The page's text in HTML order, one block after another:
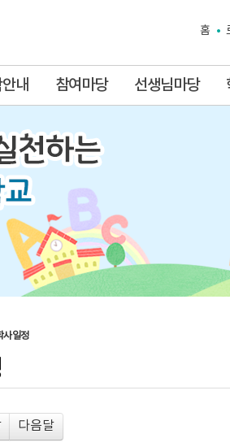
홈
내 참여마당 선생님마당
사일정
다음달